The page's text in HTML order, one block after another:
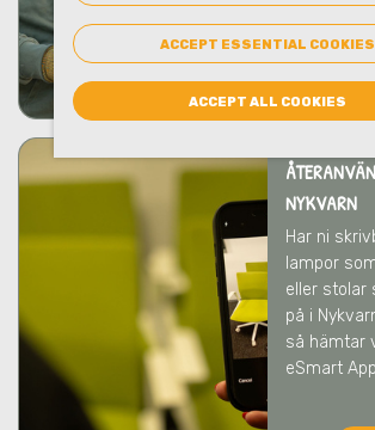
och
NYKVARN
Har ni
lampor
eller stolar
på i
så hämtar
eSmart
ACCEPT ESSENTIAL COOKIES
ACCEPT ALL COOKIES